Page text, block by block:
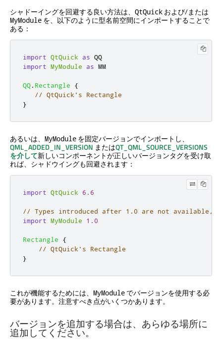
シャドーイングを回避する良い方法は、 QtQuick および/または
MyModule を、以下のように型名前空間にインポートすることで
ある：
import QtQuick as
import MyModule as MM
QQ. Rectangle
{
// QtQuick's Rectangle
}
あるいは、 MyModule を固定バージョンでインポートし、
QML_ADDED_IN_VERSION またはQT_QML_SOURCE_VERSIONS
を介して新しいコンポーネントが正しいバージョンタグを受け取
れば、シャドウイングも回避されます：
import QtQuick 6.6
// Types introduced after 1.0 are not available,
import MyModule 1.0
Rectangle
{
// QtQuick's Rectangle
}
これが機能するためには、 MyModule でバージョンを使用する必
要があります。注意すべき点がいくつかあります。
バージョンを追加する場合は、あらゆる場所に
追加してください。